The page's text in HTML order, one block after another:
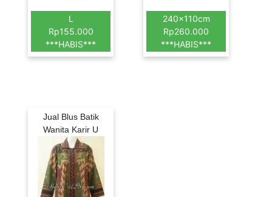
L
Rp155.000
***HABIS***
240x110cm
Rp260.000
***HABIS***
Jual Blus Batik
Wanita Karir U